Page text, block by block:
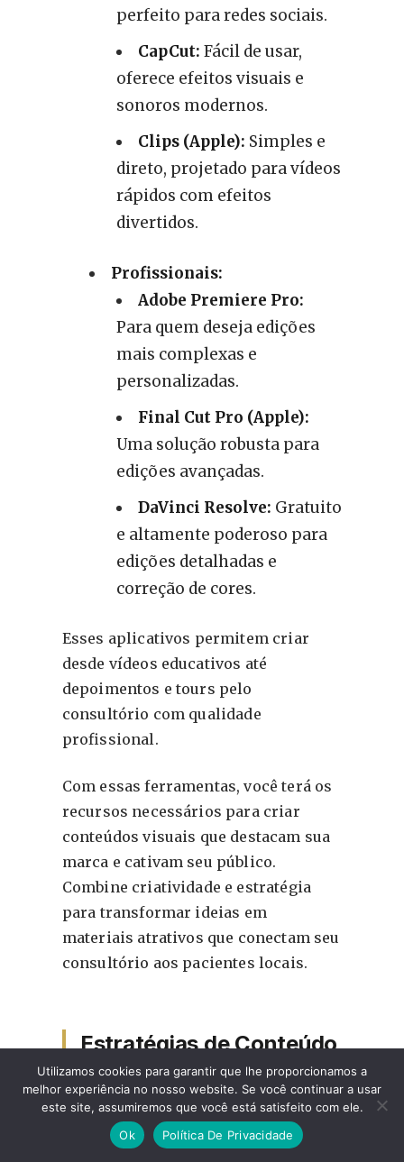
perfeito para redes sociais.
CapCut: Fácil de usar,
oferece efeitos visuais e
sonoros modernos.
Clips (Apple): Simples e
direto, projetado para vídeos
rápidos com efeitos
divertidos.
Profissionais:
Adobe Premiere Pro:
Para quem deseja edições
mais complexas e
personalizadas.
Final Cut Pro (Apple):
Uma solução robusta para
edições avançadas.
DaVinci Resolve: Gratuito
e altamente poderoso para
edições detalhadas e
correção de cores.
Esses aplicativos permitem criar
desde vídeos educativos até
depoimentos e tours pelo
consultório com qualidade
profissional.
Com essas ferramentas, você terá os
recursos necessários para criar
conteúdos visuais que destacam sua
marca e cativam seu público.
Combine criatividade e estratégia
para transformar ideias em
materiais atrativos que conectam seu
consultório aos pacientes locais.
Estratégias de Conteúdo
Visual
Desenvolver uma estratégia eficaz de
conteúdo visual é essencial para
Utilizamos cookies para garantir que lhe proporcionamos a
melhor experiência no nosso website. Se você continuar a usar
este site, assumiremos que você está satisfeito com ele.
Ok
Política De Privacidade